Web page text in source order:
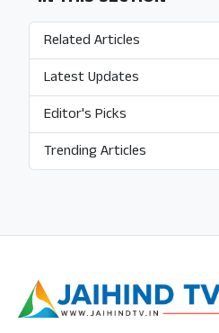
Related Articles
Latest Updates
Editor's Picks
Trending Articles